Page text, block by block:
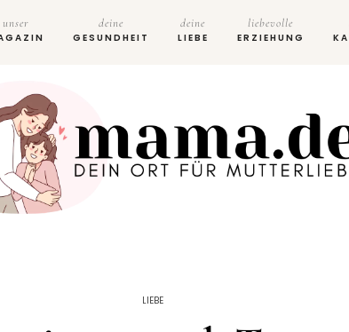
unser deine
GESUNDHEIT
deine
LIEBE
liebevolle
ERZIEHUNG
LIEBE